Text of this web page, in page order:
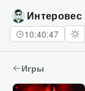
Интеровес
10:40:47
Игры